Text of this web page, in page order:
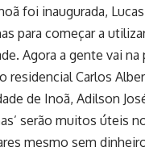
foi inaugurada,
para começar a
Agora a gente vai
residencial Carlos
de Inoã, Adilson
serão muitos úteis
mesmo sem